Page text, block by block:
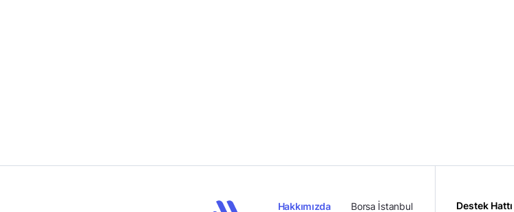
Hakkımızda Borsa İstanbul Destek Hattı